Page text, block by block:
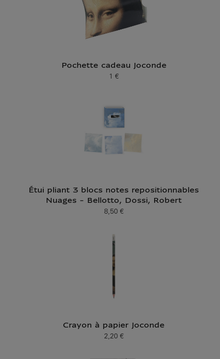
Pochette cadeau Joconde
Prix ​​actuel
1 €
Étui pliant 3 blocs notes repositionnables
Nuages - Bellotto, Dossi, Robert
Prix ​​actuel
8,50 €
Crayon à papier Joconde
Prix ​​actuel
2,20 €